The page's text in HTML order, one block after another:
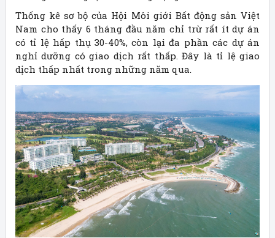
Thống kê sơ bộ của Hội Môi giới Bất động sản Việt
Nam cho thấy 6 tháng đầu năm chỉ trừ rất ít dự án
có tỉ lệ hấp thụ 30-40%, còn lại đa phần các dự án
nghỉ dưỡng có giao dịch rất thấp. Đây là tỉ lệ giao
dịch thấp nhất trong những năm qua.